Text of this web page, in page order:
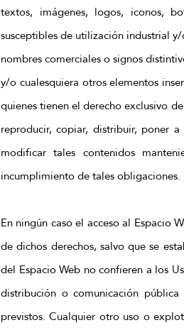
textos, imágenes, logos, iconos,
susceptibles de utilización industrial
nombres comerciales o signos
y/o cualesquiera otros elementos
quienes tienen el derecho exclusivo
reproducir, copiar, distribuir, poner
modificar tales contenidos
incumplimiento de tales obligaciones.
En ningún caso el acceso al Espacio
de dichos derechos, salvo que se
del Espacio Web no confieren a los
distribución o comunicación
previstos. Cualquier otro uso o